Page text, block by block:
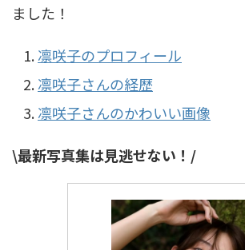
ました！
凛咲子のプロフィール
凛咲子さんの経歴
凛咲子さんのかわいい画像
\最新写真集は見逃せない！/